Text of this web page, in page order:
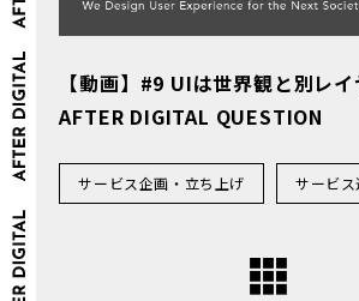
【動画】#9 UIは世界観と別レ
AFTER DIGITAL QUESTION
サービス企画・立ち上げ サービ